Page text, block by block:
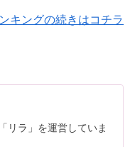
キングの続きはコチラ
リラ」を運営していま